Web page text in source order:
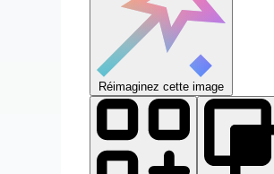
Réimaginez cette image